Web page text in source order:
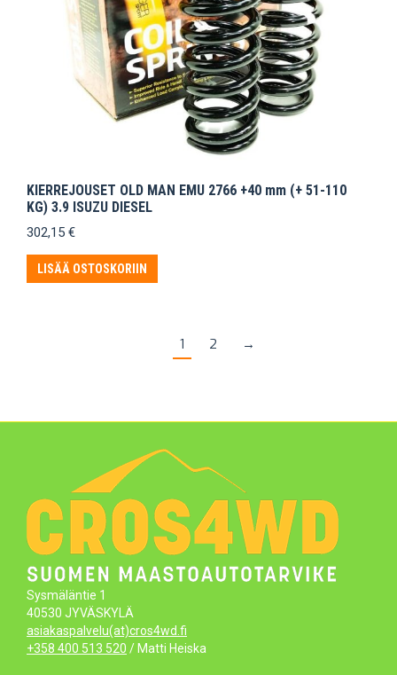
KIERREJOUSET OLD MAN EMU 2766 +40 mm (+ 51-110
KG) 3.9 ISUZU DIESEL
302,15 €
LISÄÄ OSTOSKORIIN
1 2 →
Sysmäläntie 1
40530 JYVÄSKYLÄ
asiakaspalvelu(at)cros4wd.fi
+358 400 513 520 / Matti Heiska